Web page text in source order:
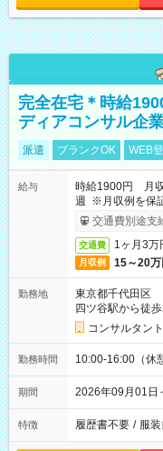
完全在宅＊時給
ディアコンサル企
派遣 ブランクOK WEB
給与
時給1900円 月
週 ※月収例を保
ービス利用可（
交通費別途支
交通費 1ヶ月3万
月収例 15～20万
勤務地
東京都千代田区
四ツ谷駅から徒
コンサルタン
勤務時間 10:00-16:00（休
期間 2026年09月01
特徴 履歴書不要 / 服